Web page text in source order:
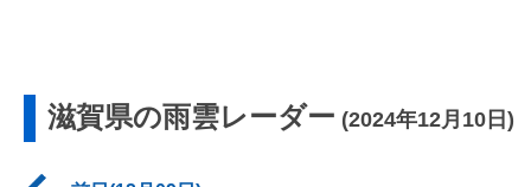
滋賀県の雨雲レーダー (2024年12月10日)